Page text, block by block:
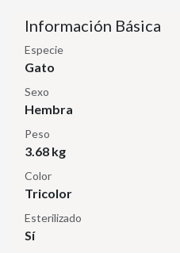
Información Básica
Especie
Gato
Sexo
Hembra
Peso
3.68 kg
Color
Tricolor
Esterilizado
Sí